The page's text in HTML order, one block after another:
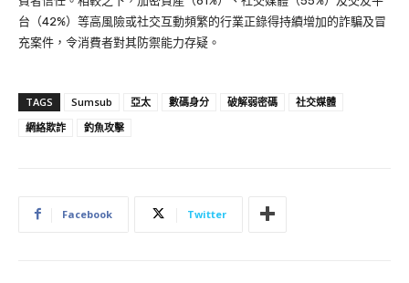
台（42%）等高風險或社交互動頻繁的行業正錄得持續增加的詐騙及冒
充案件，令消費者對其防禦能力存疑。
TAGS Sumsub 亞太 數碼身分 破解弱密碼
社交媒體
網絡欺詐
釣魚攻擊
Facebook Twitter